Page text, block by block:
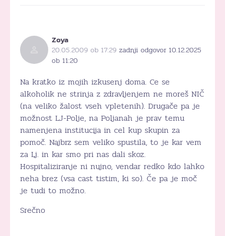
Zoya
20.05.2009 ob 17:29 zadnji odgovor 10.12.2025
ob 11:20
Na kratko iz mojih izkusenj doma. Ce se
alkoholik ne strinja z zdravljenjem ne moreš NIČ
(na veliko žalost vseh vpletenih). Drugače pa je
možnost LJ-Polje, na Poljanah je prav temu
namenjena institucija in cel kup skupin za
pomoč. Najbrz sem veliko spustila, to je kar vem
za Lj. in kar smo pri nas dali skoz.
Hospitaliziranje ni nujno, vendar redko kdo lahko
neha brez (vsa cast tistim, ki so). Če pa je moč
je tudi to možno.
Srečno